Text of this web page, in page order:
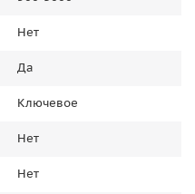
Нет
Да
Ключевое
Нет
Нет